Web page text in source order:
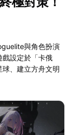
與角色扮演
戲設定於「卡俄
、建立方舟文明